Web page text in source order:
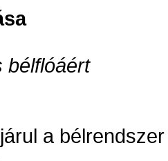
bélflóáért
a